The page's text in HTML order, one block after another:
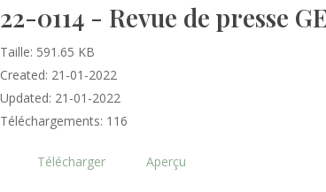
22-0114 - Revue de presse
Taille: 591.65 KB
Created: 21-01-2022
Updated: 21-01-2022
Téléchargements: 116
Télécharger Aperçu